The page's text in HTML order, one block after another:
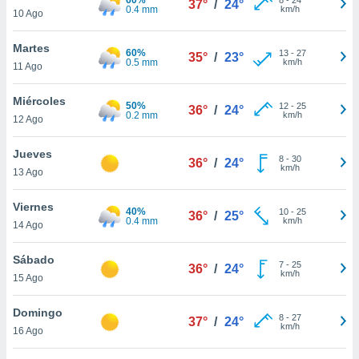
más
nuestra
y
de
disponible
cookies
aceptar
10 Ago
0.4 mm
37° / 24°
km/h
Martes
11 Ago
60%
0.5 mm
35° / 23° 13- 27
km/h
Miércoles
12 Ago
50%
0.2 mm
36° / 24° 12- 25
km/h
Jueves
13 Ago
36° / 24° 8- 30
km/h
Viernes
14 Ago
40%
0.4 mm
36° / 25° 10- 25
km/h
Sábado
15 Ago
36° / 24° 7- 25
km/h
Domingo
16 Ago
37° / 24° 8- 27
km/h